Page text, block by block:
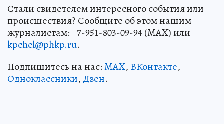
Стали свидетелем интересного события или
происшествия? Сообщите об этом нашим
журналистам: +7-951-803-09-94 (MAX) или
kpchel@phkp.ru.
Подпишитесь на нас:MAX, ВКонтакте,
Одноклассники, Дзен.